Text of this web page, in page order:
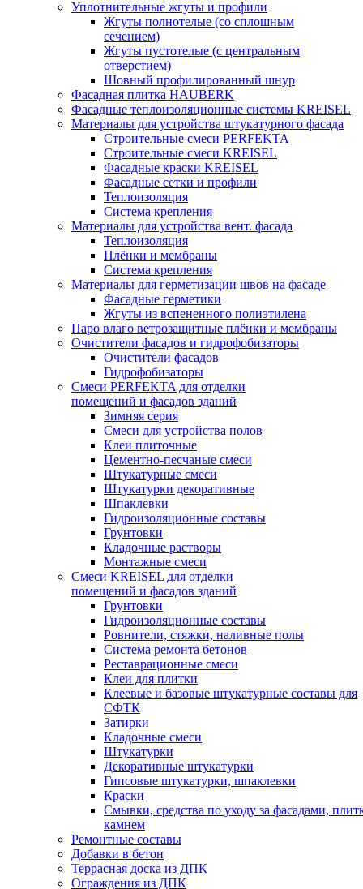
Уплотнительные жгуты и профили
Жгуты полнотелые (со сплошным
сечением)
Жгуты пустотелые (с центральным
отверстием)
Шовный профилированный шнур
Фасадная плитка HAUBERK
Фасадные теплоизоляционные системы KREISEL
Материалы для устройства штукатурного фасада
Строительные смеси PERFEKTA
Строительные смеси KREISEL
Фасадные краски KREISEL
Фасадные сетки и профили
Теплоизоляция
Система крепления
Материалы для устройства вент. фасада
Теплоизоляция
Плёнки и мембраны
Система крепления
Материалы для герметизации швов на фасаде
Фасадные герметики
Жгуты из вспененного полиэтилена
Паро влаго ветрозащитные плёнки и мембраны
Очистители фасадов и гидрофобизаторы
Очистители фасадов
Гидрофобизаторы
Смеси PERFEKTA для отделки
помещений и фасадов зданий
Зимняя серия
Смеси для устройства полов
Клеи плиточные
Цементно-песчаные смеси
Штукатурные смеси
Штукатурки декоративные
Шпаклевки
Гидроизоляционные составы
Грунтовки
Кладочные растворы
Монтажные смеси
Смеси KREISEL для отделки
помещений и фасадов зданий
Грунтовки
Гидроизоляционные составы
Ровнители, стяжки, наливные полы
Cистема ремонта бетонов
Реставрационные смеси
Клеи для плитки
Клеевые и базовые штукатурные составы для
СФТК
Затирки
Кладочные смеси
Штукатурки
Декоративные штукатурки
Гипсовые штукатурки, шпаклевки
Краски
Смывки, средства по уходу за фасадами,
камнем
Ремонтные составы
Добавки в бетон
Террасная доска из ДПК
Ограждения из ДПК